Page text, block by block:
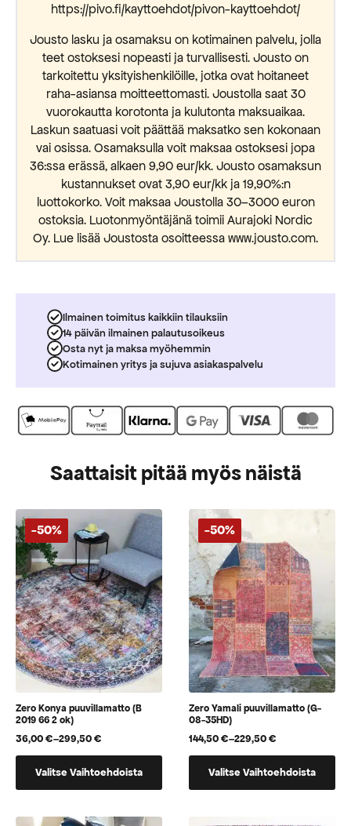
https://pivo.fi/kayttoehdot/pivon-kayttoehdot/
Jousto lasku ja osamaksu on kotimainen palvelu, jolla
teet ostoksesi nopeasti ja turvallisesti. Jousto on
tarkoitettu yksityishenkilöille, jotka ovat hoitaneet
raha-asiansa moitteettomasti. Joustolla saat 30
vuorokautta korotonta ja kulutonta maksuaikaa.
Laskun saatuasi voit päättää maksatko sen kokonaan
vai osissa. Osamaksulla voit maksaa ostoksesi jopa
36:ssa erässä, alkaen 9,90 eur/kk. Jousto osamaksun
kustannukset ovat 3,90 eur/kk ja 19,90%:n
luottokorko. Voit maksaa Joustolla 30–3000 euron
ostoksia. Luotonmyöntäjänä toimii Aurajoki Nordic
Oy. Lue lisää Joustosta osoitteessa www.jousto.com.
Ilmainen toimitus kaikkiin tilauksiin
14 päivän ilmainen palautusoikeus
Osta nyt ja maksa myöhemmin
Kotimainen yritys ja sujuva asiakaspalvelu
Saattaisit pitää myös näistä
-50%
Zero Konya puuvillamatto (B
2019 66 2 ok)
36,00€–299,50€
Hintaluokka:
36,00 €
Valitse Vaihtoehdoista
useampi
-50%
Zero Yamali puuvillamatto (G-
08-35HD)
144,50€–229,50€
Hintaluokka:
144,50 €
Valitse Vaihtoehdoista